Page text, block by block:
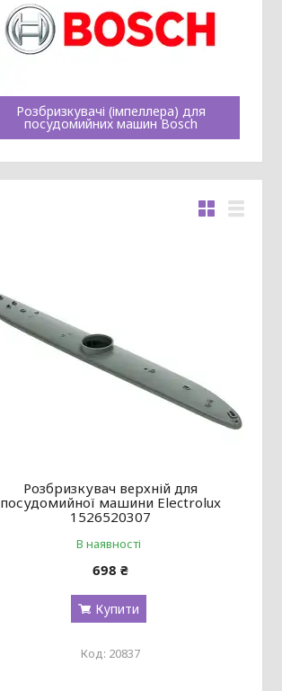
Розбризкувачі (імпеллера) для
посудомийних машин Bosch
Розбризкувач верхній для
посудомийної машини Electrolux
1526520307
В наявності
698 ₴
Купити
20837